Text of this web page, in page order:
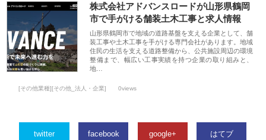
株式会社アドバンスロードが山形県鶴岡
市で手がける舗装土木工事と求人情報
山形県鶴岡市で地域の道路基盤を支える企業として、舗
装工事や土木工事を手がける専門会社があります。地域
住民の生活を支える道路整備から、公共施設周辺の環境
整備まで、幅広い工事実績を持つ企業の取り組みと、
地…
[その他業種][その他_法人・企業] 0views
twitter facebook google+ はてブ